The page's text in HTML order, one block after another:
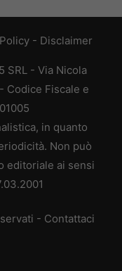
- Disclaimer
SRL - Via Nicola
Codice Fiscale e
in quanto
Non può
editoriale ai sensi
- Contattaci